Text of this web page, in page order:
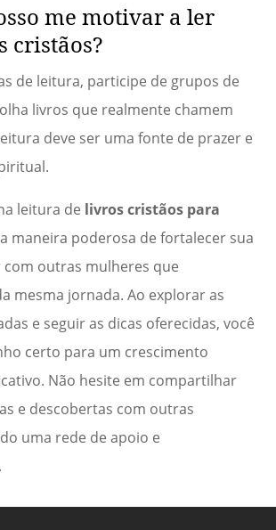
me motivar a ler
cristãos?
de leitura, participe de grupos de
livros que realmente chamem
deve ser uma fonte de prazer e
leitura de livros cristãos para
maneira poderosa de fortalecer sua
com outras mulheres que
mesma jornada. Ao explorar as
e seguir as dicas oferecidas, você
certo para um crescimento
Não hesite em compartilhar
e descobertas com outras
uma rede de apoio e